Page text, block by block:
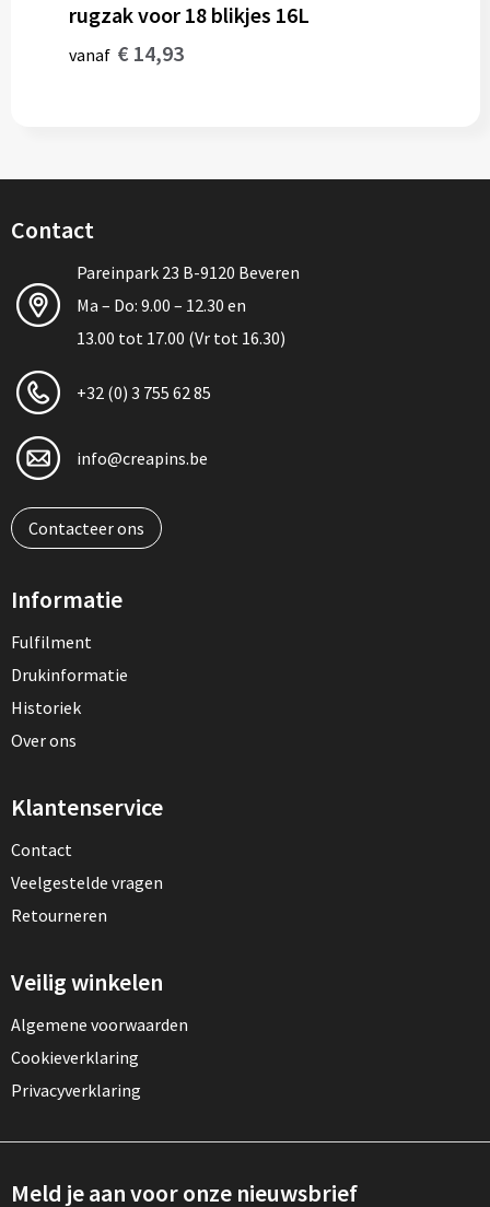
rugzak voor 18 blikjes 16L
vanaf € 14,93
Contact
Pareinpark 23 B-9120 Beveren
Ma – Do: 9.00 – 12.30 en
13.00 tot 17.00 (Vr tot 16.30)
+32 (0) 3 755 62 85
info@creapins.be
Contacteer ons
Informatie
Fulfilment
Drukinformatie
Historiek
Over ons
Klantenservice
Contact
Veelgestelde vragen
Retourneren
Veilig winkelen
Algemene voorwaarden
Cookieverklaring
Privacyverklaring
Meld je aan voor onze nieuwsbrief